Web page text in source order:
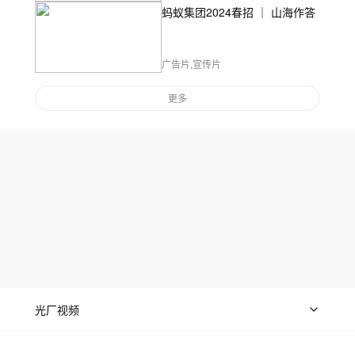
蚂蚁集团2024春招 ｜ 山海作答
广告片,宣传片
更多
光厂视频